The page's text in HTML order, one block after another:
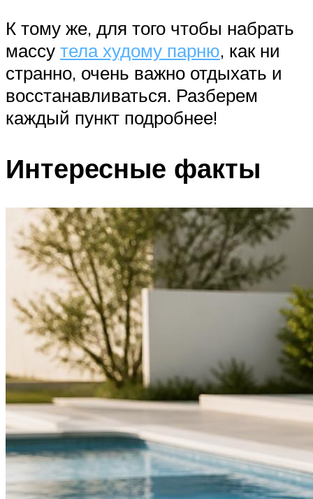
К тому же, для того чтобы набрать
массу тела худому парню, как ни
странно, очень важно отдыхать и
восстанавливаться. Разберем
каждый пункт подробнее!
Интересные факты